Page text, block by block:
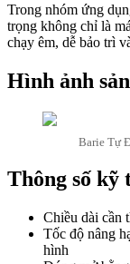
Trong nhóm ứng
trọng không chỉ là
chạy êm, dễ bảo trì
Hình ảnh
Barie Tự
Thông số kỹ
Chiều dài cần
Tốc độ nâng
hình